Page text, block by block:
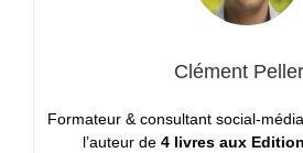
Clément
Formateur & consultant social-
l’auteur de 4 livres aux